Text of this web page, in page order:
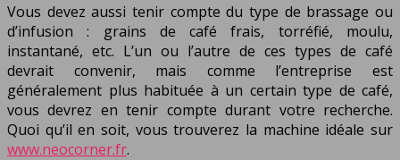
Vous devez aussi tenir compte du type de brassage ou
d’infusion : grains de café frais, torréfié, moulu,
instantané, etc. L’un ou l’autre de ces types de café
devrait convenir, mais comme l’entreprise est
généralement plus habituée à un certain type de café,
vous devrez en tenir compte durant votre recherche.
Quoi qu’il en soit, vous trouverez la machine idéale sur
www.neocorner.fr.